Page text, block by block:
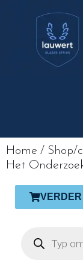
Home / Shop/
Het